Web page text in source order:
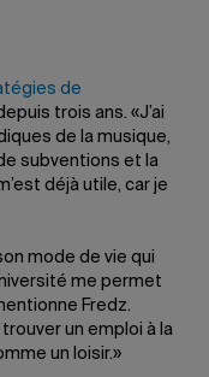
de
trois ans. «J’ai
de la musique,
subventions et la
déjà utile, car je
mode de vie qui
me permet
Fredz.
trouver un emploi à la
un loisir.»